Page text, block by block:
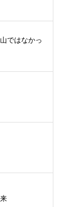
ではなかっ